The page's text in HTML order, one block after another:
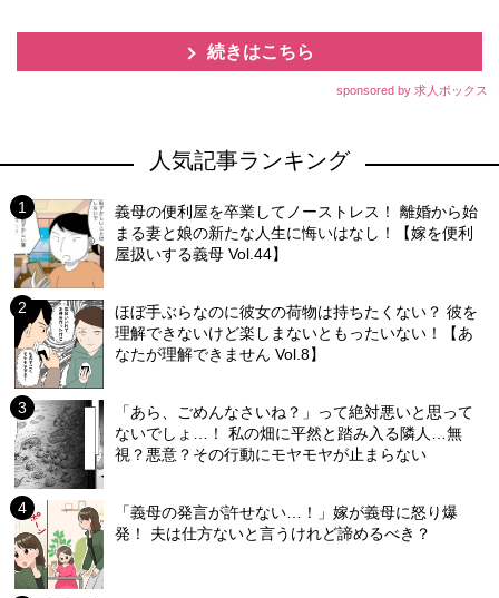
続きはこちら
sponsored by 求人ボックス
人気記事ランキング
義母の便利屋を卒業してノーストレス！ 離婚から始
まる妻と娘の新たな人生に悔いはなし！【嫁を便利
屋扱いする義母 Vol.44】
ほぼ手ぶらなのに彼女の荷物は持ちたくない？ 彼を
理解できないけど楽しまないともったいない！【あ
なたが理解できません Vol.8】
「あら、ごめんなさいね？」って絶対悪いと思って
ないでしょ…！ 私の畑に平然と踏み入る隣人…無
視？悪意？その行動にモヤモヤが止まらない
「義母の発言が許せない…！」嫁が義母に怒り爆
発！ 夫は仕方ないと言うけれど諦めるべき？